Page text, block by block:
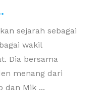
sejarah sebagai
wakil
Dia bersama
menang dari
dan Mik ...